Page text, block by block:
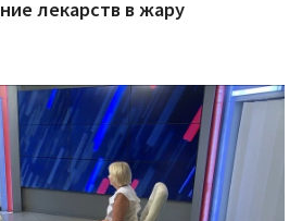
лекарств в жару